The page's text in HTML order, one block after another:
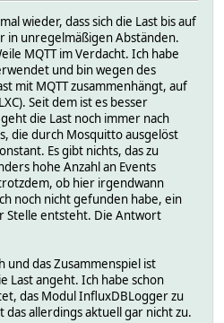
wieder, dass sich die Last bis auf
in unregelmäßigen Abständen.
MQTT im Verdacht. Ich habe
und bin wegen des
mit MQTT zusammenhängt, auf
Seit dem ist es besser
die Last noch immer nach
die durch Mosquitto ausgelöst
Es gibt nichts, das zu
hohe Anzahl an Events
ob hier irgendwann
noch nicht gefunden habe, ein
Stelle entsteht. Die Antwort
und das Zusammenspiel ist
Last angeht. Ich habe schon
das Modul InfluxDBLogger zu
allerdings aktuell gar nicht zu.